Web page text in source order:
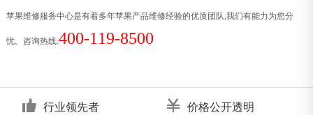
苹果维修服务中心是有着多年苹果产品维修经验的优质团队,我们有能力为您分
忧。咨询热线:400-119-8500
行业领先者 价格公开透明